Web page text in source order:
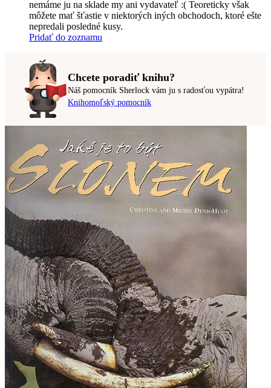
nemáme ju na sklade my ani vydavateľ :( Teoreticky však
môžete mať šťastie v niektorých iných obchodoch, ktoré ešte
nepredali posledné kusy.
Pridať do zoznamu
Chcete poradiť knihu?
Náš pomocník Sherlock vám ju s radosťou vypátra!
Knihomoľský pomocník